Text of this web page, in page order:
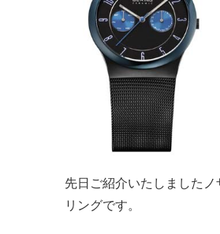
先日ご紹介いたしましたノ
リングです。